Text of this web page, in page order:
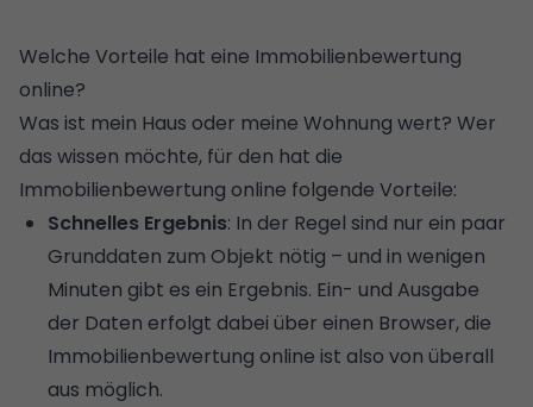
Welche Vorteile hat eine Immobilienbewertung
online?
Was ist mein Haus oder meine Wohnung wert? Wer
das wissen möchte, für den hat die
Immobilienbewertung online folgende Vorteile:
Schnelles Ergebnis: In der Regel sind nur ein paar
Grunddaten zum Objekt nötig – und in wenigen
Minuten gibt es ein Ergebnis. Ein- und Ausgabe
der Daten erfolgt dabei über einen Browser, die
Immobilienbewertung online ist also von überall
aus möglich.